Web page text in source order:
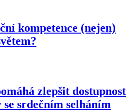
kompetence (nejen)
zlepšit dostupnost
se srdečním selháním